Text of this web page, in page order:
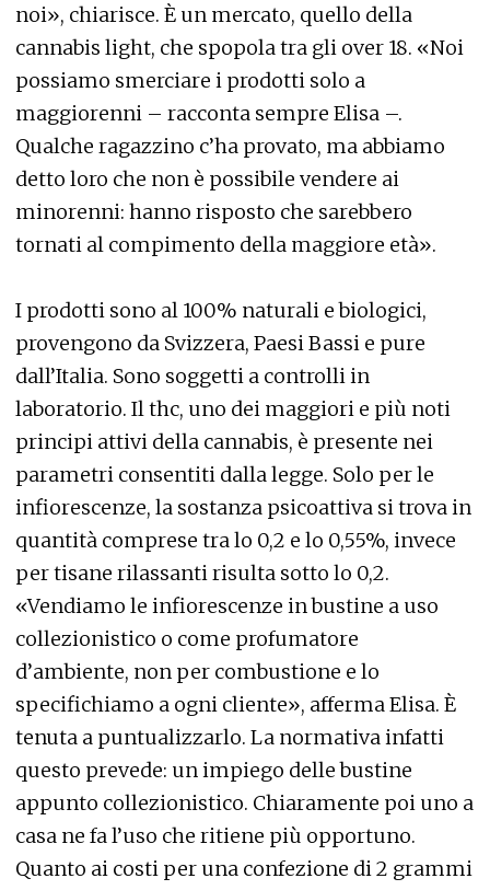
noi», chiarisce. È un mercato, quello della
cannabis light, che spopola tra gli over 18. «Noi
possiamo smerciare i prodotti solo a
maggiorenni – racconta sempre Elisa –.
Qualche ragazzino c’ha provato, ma abbiamo
detto loro che non è possibile vendere ai
minorenni: hanno risposto che sarebbero
tornati al compimento della maggiore età».
I prodotti sono al 100% naturali e biologici,
provengono da Svizzera, Paesi Bassi e pure
dall’Italia. Sono soggetti a controlli in
laboratorio. Il thc, uno dei maggiori e più noti
principi attivi della cannabis, è presente nei
parametri consentiti dalla legge. Solo per le
infiorescenze, la sostanza psicoattiva si trova in
quantità comprese tra lo 0,2 e lo 0,55%, invece
per tisane rilassanti risulta sotto lo 0,2.
«Vendiamo le infiorescenze in bustine a uso
collezionistico o come profumatore
d’ambiente, non per combustione e lo
specifichiamo a ogni cliente», afferma Elisa. È
tenuta a puntualizzarlo. La normativa infatti
questo prevede: un impiego delle bustine
appunto collezionistico. Chiaramente poi uno a
casa ne fa l’uso che ritiene più opportuno.
Quanto ai costi per una confezione di 2 grammi